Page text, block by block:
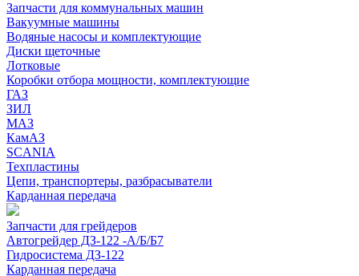
Запчасти для коммунальных машин
Вакуумные машины
Водяные насосы и комплектующие
Диски щеточные
Лотковые
Коробки отбора мощности, комплектующие
ГАЗ
ЗИЛ
МАЗ
КамАЗ
SCANIA
Техпластины
Цепи, транспортеры, разбрасыватели
Карданная передача
Запчасти для грейдеров
Автогрейдер ДЗ-122 -А/Б/Б7
Гидросистема ДЗ-122
Карданная передача